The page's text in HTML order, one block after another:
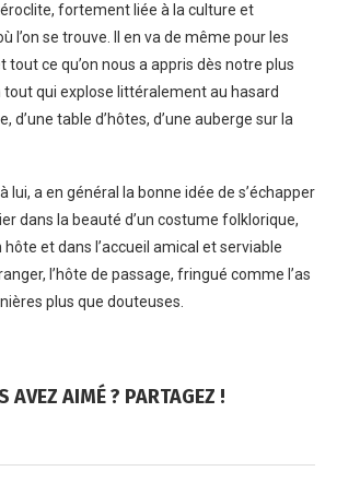
fortement liée à la culture et
l’on se trouve. Il en va de même pour les
tout ce qu’on nous a appris dès notre plus
qui explose littéralement au hasard
d’une table d’hôtes, d’une auberge sur la
lui, a en général la bonne idée de s’échapper
dans la beauté d’un costume folklorique,
hôte et dans l’accueil amical et serviable
l’hôte de passage, fringué comme l’as
plus que douteuses.
AVEZ AIMÉ ? PARTAGEZ !